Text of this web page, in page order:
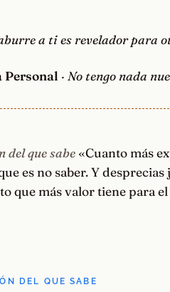
a ti es revelador para
Personal · No tengo nada
del que sabe «Cuanto más
es no saber. Y desprecias
que más valor tiene para el
DEL QUE SABE